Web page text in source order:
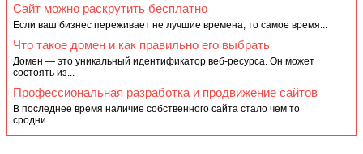
Сайт можно раскрутить бесплатно
Если ваш бизнес переживает не лучшие времена, то самое время...
Что такое домен и как правильно его выбрать
Домен — это уникальный идентификатор веб-ресурса. Он может
состоять из...
Профессиональная разработка и продвижение сайтов
В последнее время наличие собственного сайта стало чем то
сродни...